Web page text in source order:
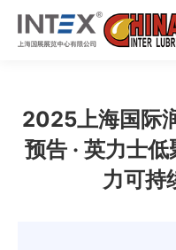
2025上海国际
预告 · 英力士
力可持